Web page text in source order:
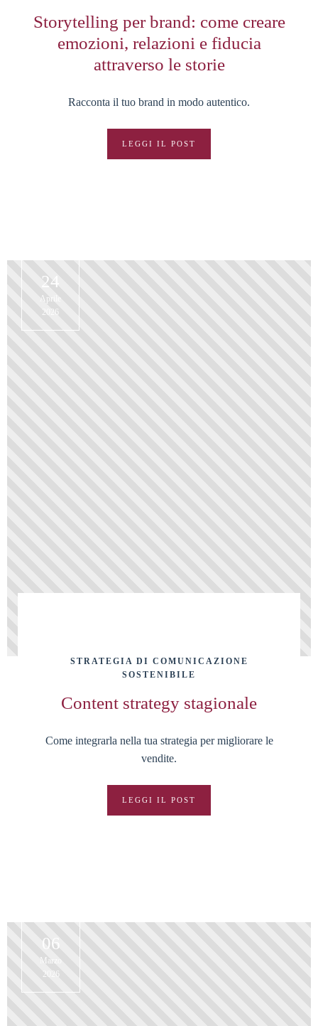
Storytelling per brand: come creare
emozioni, relazioni e fiducia
attraverso le storie
Racconta il tuo brand in modo autentico.
LEGGI IL POST
24
Aprile
2026
STRATEGIA DI COMUNICAZIONE
SOSTENIBILE
Content strategy stagionale
Come integrarla nella tua strategia per migliorare le
vendite.
LEGGI IL POST
06
Marzo
2026